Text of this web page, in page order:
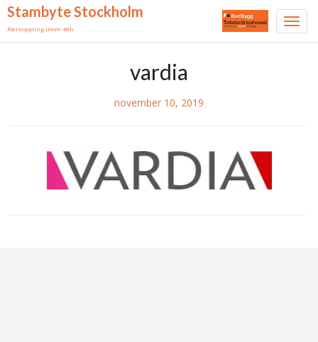
Stambyte Stockholm
Återkoppling inom 48h
vardia
november 10, 2019